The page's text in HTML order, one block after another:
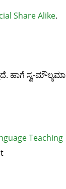
Share Alike.
ಹಾಗೆ ಸ್ವ-
Teaching